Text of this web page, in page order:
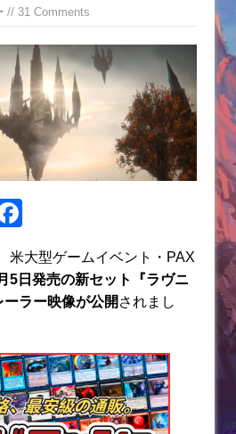
// 31 Comments
a
c
e
o
o
k
米大型ゲームイベント・PAX
5日発売の新セット『ラヴニ
ラー映像が公開 されまし